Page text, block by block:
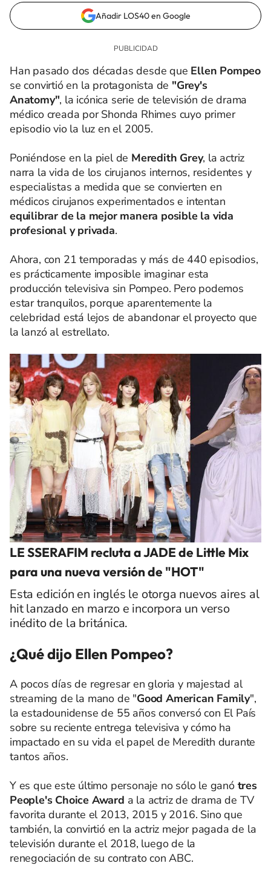
Añadir LOS40 en Google
Han pasado dos décadas desde que Ellen Pompeo
se convirtió en la protagonista de "Grey's
Anatomy", la icónica serie de televisión de drama
médico creada por Shonda Rhimes cuyo primer
episodio vio la luz en el 2005.
Poniéndose en la piel de Meredith Grey, la actriz
narra la vida de los cirujanos internos, residentes y
especialistas a medida que se convierten en
médicos cirujanos experimentados e intentan
equilibrar de la mejor manera posible la vida
profesional y privada.
Ahora, con 21 temporadas y más de 440 episodios,
es prácticamente imposible imaginar esta
producción televisiva sin Pompeo. Pero podemos
estar tranquilos, porque aparentemente la
celebridad está lejos de abandonar el proyecto que
la lanzó al estrellato.
LE SSERAFIM recluta a JADE de Little Mix
para una nueva versión de "HOT"
Esta edición en inglés le otorga nuevos aires al
hit lanzado en marzo e incorpora un verso
inédito de la británica.
¿Qué dijo Ellen Pompeo?
A pocos días de regresar en gloria y majestad al
streaming de la mano de "Good American Family",
la estadounidense de 55 años conversó con El País
sobre su reciente entrega televisiva y cómo ha
impactado en su vida el papel de Meredith durante
tantos años.
Y es que este último personaje no sólo le ganó tres
People's Choice Award a la actriz de drama de TV
favorita durante el 2013, 2015 y 2016. Sino que
también, la convirtió en la actriz mejor pagada de la
televisión durante el 2018, luego de la
renegociación de su contrato con ABC.